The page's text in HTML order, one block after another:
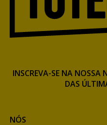
NÓS
INSCREVA-SE NA NOSSA
DAS